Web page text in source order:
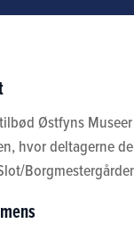
Østfyns
hvor deltagerne